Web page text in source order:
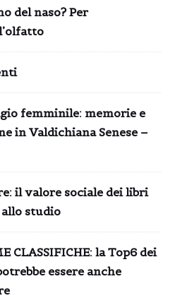
del naso? Per
femminile: memorie e
in Valdichiana Senese –
il valore sociale dei libri
studio
CLASSIFICHE: la Top6 dei
essere anche